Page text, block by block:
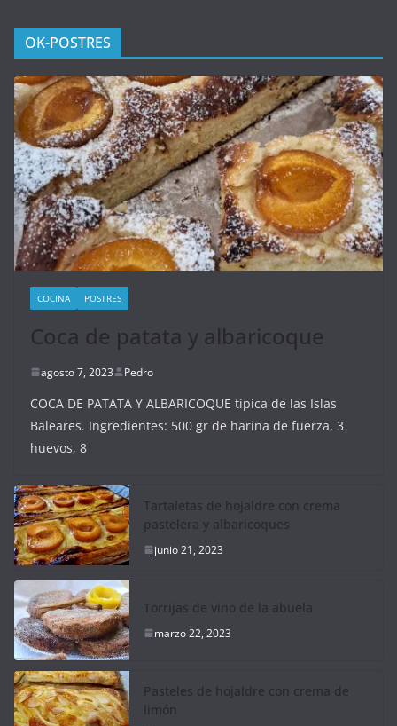
OK-POSTRES
COCINA POSTRES
Coca de patata y albaricoque
agosto 7, 2023 Pedro
COCA DE PATATA Y ALBARICOQUE típica de las Islas
Baleares. Ingredientes: 500 gr de harina de fuerza, 3
huevos, 8
Tartaletas de hojaldre con crema
pastelera y albaricoques
junio 21, 2023
Torrijas de vino de la abuela
marzo 22, 2023
Pasteles de hojaldre con crema de
limón